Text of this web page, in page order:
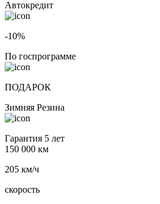
Автокредит
-10%
По госпрограмме
ПОДАРОК
Зимняя Резина
Гарантия 5 лет
150 000 км
205 км/ч
скорость